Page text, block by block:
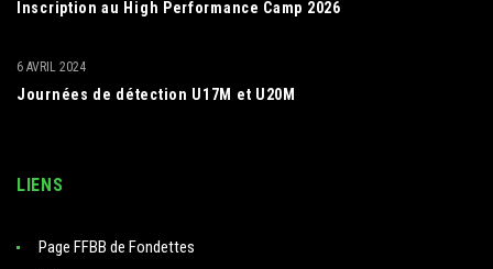
Inscription au High Performance Camp 2026
Journées de détection U17M et U20M
6 AVRIL 2024
LIENS
Page FFBB de Fondettes